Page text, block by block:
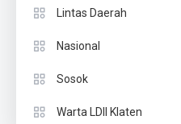
Lintas Daerah
Nasional
Sosok
Warta LDII Klaten